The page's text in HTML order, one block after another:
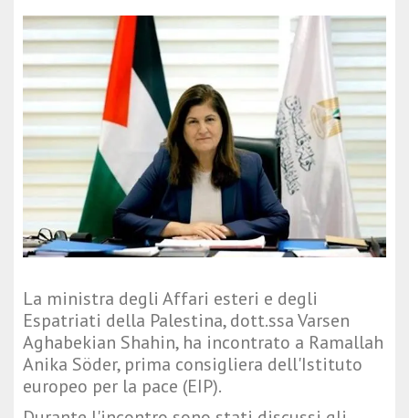
La ministra degli Affari esteri e degli
Espatriati della Palestina, dott.ssa Varsen
Aghabekian Shahin, ha incontrato a Ramallah
Anika Söder, prima consigliera dell'Istituto
europeo per la pace (EIP).